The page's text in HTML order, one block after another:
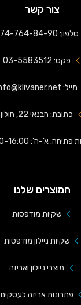
צור קשר
טלפון: 074-764-84-90
פקס: 03-5583512
מייל: info@klivaner.net
כתובת: הבנאי 22, חולון
א'-ה': 08:00-16:00
המוצרים שלנו
שקיות מודפסות
שקיות ניילון מודפסות
מוצרי ניילון ואריזה
פתרונות אריזה לעסקים